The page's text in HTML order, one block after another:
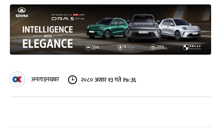
अनलाइनखबर २०८० असार १३ गते १७:३६